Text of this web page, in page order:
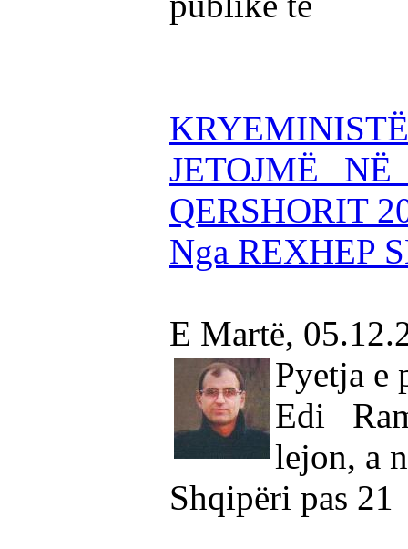
JETOJMË
QERSHORIT
Nga REXHEP
E Martë,
Pyetja e
Edi
lejon, a
Shqipëri pas 21